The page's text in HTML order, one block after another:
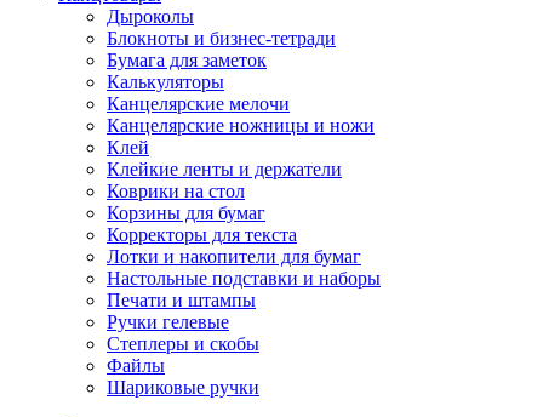
Дыроколы
Блокноты и бизнес-тетради
Бумага для заметок
Калькуляторы
Канцелярские мелочи
Канцелярские ножницы и ножи
Клей
Клейкие ленты и держатели
Коврики на стол
Корзины для бумаг
Корректоры для текста
Лотки и накопители для бумаг
Настольные подставки и наборы
Печати и штампы
Ручки гелевые
Степлеры и скобы
Файлы
Шариковые ручки